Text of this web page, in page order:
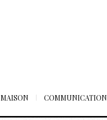
MAISON COMMUNICATION